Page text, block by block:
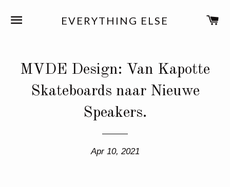
SITE NAVIGATIONEVERYTHING ELSE
MVDE Design: Van Kapotte
Skateboards naar Nieuwe
Speakers.
Apr 10, 2021